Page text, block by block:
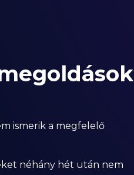
ismerik a megfelelő
néhány hét után nem